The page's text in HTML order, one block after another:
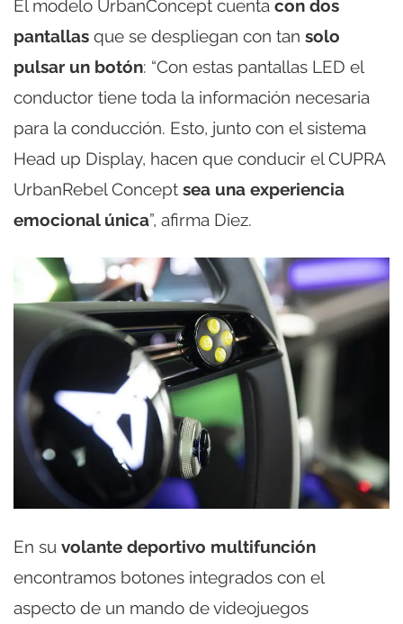
El modelo UrbanConcept cuenta con dos
pantallas que se despliegan con tan solo
pulsar un botón: “Con estas pantallas LED el
conductor tiene toda la información necesaria
para la conducción. Esto, junto con el sistema
Head up Display, hacen que conducir el CUPRA
UrbanRebel Concept sea una experiencia
emocional única”, afirma Diez.
En su volante deportivo multifunción
encontramos botones integrados con el
aspecto de un mando de videojuegos